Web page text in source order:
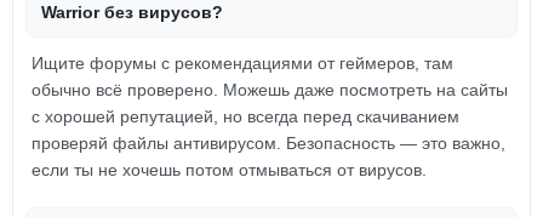
Warrior без вирусов?
Ищите форумы с рекомендациями от геймеров, там
обычно всё проверено. Можешь даже посмотреть на сайты
с хорошей репутацией, но всегда перед скачиванием
проверяй файлы антивирусом. Безопасность — это важно,
если ты не хочешь потом отмываться от вирусов.